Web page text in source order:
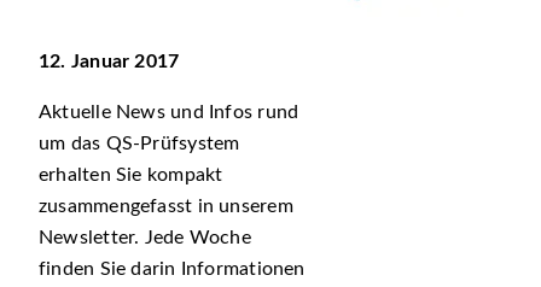
12. Januar 2017
Aktuelle News und Infos rund
um das QS-Prüfsystem
erhalten Sie kompakt
zusammengefasst in unserem
Newsletter. Jede Woche
finden Sie darin Informationen